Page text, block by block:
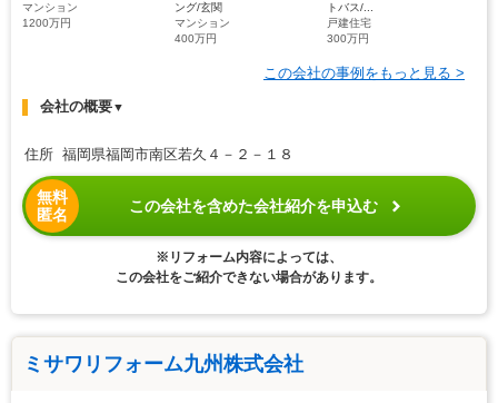
マンション
1200万円
ング/玄関
マンション
400万円
トバス/...
戸建住宅
300万円
この会社の事例をもっと見る >
会社の概要▼
住所 福岡県福岡市南区若久４－２－１８
無料
匿名
この会社を含めた会社紹介を申込む
※リフォーム内容によっては、
この会社をご紹介できない場合があります。
ミサワリフォーム九州株式会社